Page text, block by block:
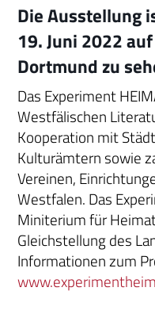
Die Ausstellung
19. Juni 2022 auf
Dortmund zu
Das Experiment
Westfälischen
Kooperation mit
Kulturämtern sowie
Vereinen,
Westfalen. Das
Miniterium für
Gleichstellung des
Informationen zum